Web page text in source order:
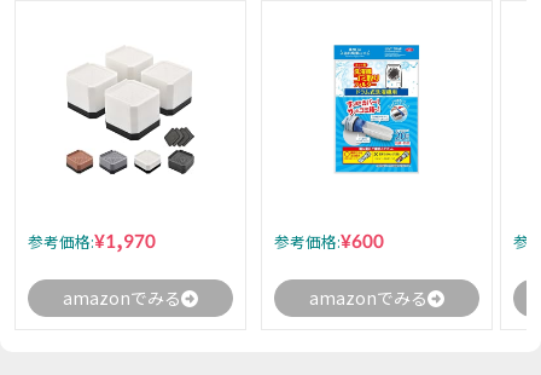
参考価格:¥1,970
amazonでみる
参考価格:¥600
amazonでみる
参